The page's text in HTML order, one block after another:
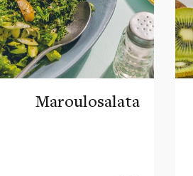
Maroulosalata